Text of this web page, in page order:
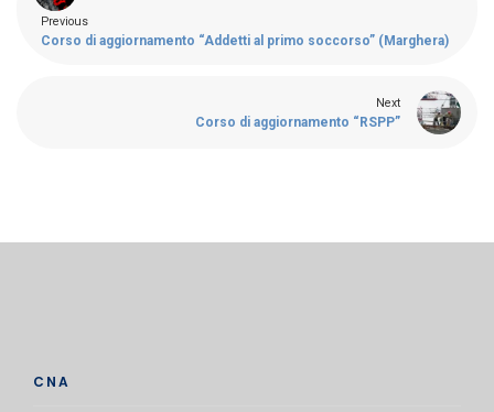
Previous
Corso di aggiornamento “Addetti al primo soccorso” (Marghera)
Next
Corso di aggiornamento “RSPP”
CNA